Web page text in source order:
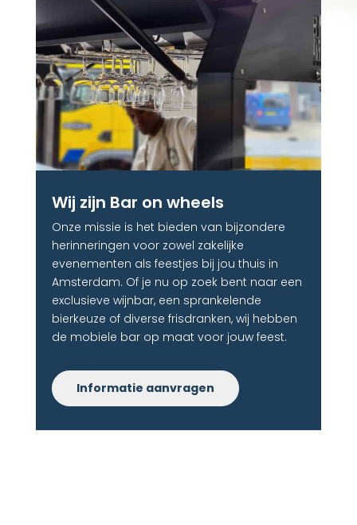
Wij zijn Bar on wheels
Onze missie is het bieden van bijzondere
herinneringen voor zowel zakelijke
evenementen als feestjes bij jou thuis in
Amsterdam. Of je nu op zoek bent naar een
exclusieve wijnbar, een sprankelende
bierkeuze of diverse frisdranken, wij hebben
de mobiele bar op maat voor jouw feest.
Informatie aanvragen